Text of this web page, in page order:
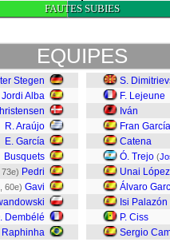
FAUTES SUBIES
EQUIPES
Stegen
Jordi Alba
R. Araújo
E. García
Busquets
, 73e) Pedri
, 60e) Gavi
Dembélé
Raphinha
S.
F. Lejeune
Iván
Fran García
Catena
Ó. Trejo (
Unai López
Álvaro
Isi Palazón
P. Ciss
Sergio